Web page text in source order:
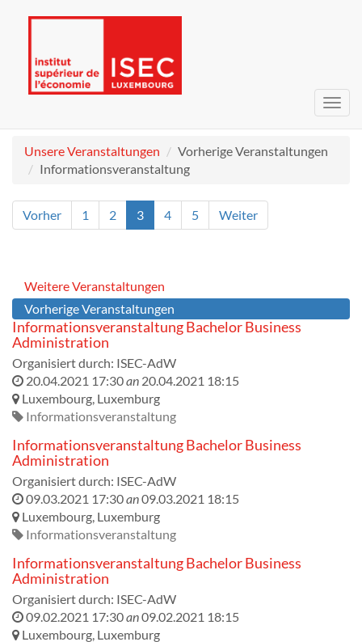
Unsere Veranstaltungen
Vorherige Veranstaltungen
Informationsveranstaltung
Vorher 1 2 3 4 5 Weiter
Weitere Veranstaltungen
Vorherige Veranstaltungen
Informationsveranstaltung Bachelor Business
Administration
Organisiert durch: ISEC-AdW
20.04.2021 17:30an 20.04.2021 18:15
Luxembourg, Luxemburg
Informationsveranstaltung
Informationsveranstaltung Bachelor Business
Administration
Organisiert durch: ISEC-AdW
09.03.2021 17:30an09.03.2021 18:15
Luxembourg, Luxemburg
Informationsveranstaltung
Informationsveranstaltung Bachelor Business
Administration
Organisiert durch: ISEC-AdW
09.02.2021 17:30an09.02.2021 18:15
Luxembourg, Luxemburg